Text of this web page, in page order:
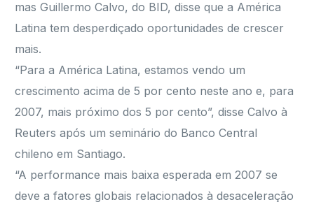
mas Guillermo Calvo, do BID, disse que a América
Latina tem desperdiçado oportunidades de crescer
mais.
“Para a América Latina, estamos vendo um
crescimento acima de 5 por cento neste ano e, para
2007, mais próximo dos 5 por cento”, disse Calvo à
Reuters após um seminário do Banco Central
chileno em Santiago.
“A performance mais baixa esperada em 2007 se
deve a fatores globais relacionados à desaceleração